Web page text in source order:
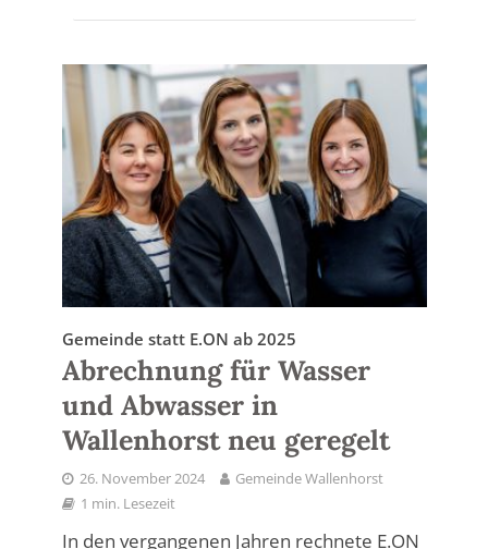
Gemeinde statt E.ON ab 2025
Abrechnung für Wasser
und Abwasser in
Wallenhorst neu geregelt
26. November 2024
Gemeinde Wallenhorst
1 min. Lesezeit
In den vergangenen Jahren rechnete E.ON